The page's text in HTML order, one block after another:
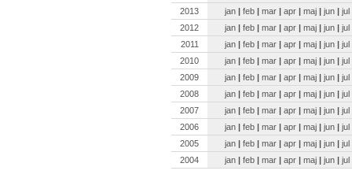
2013
jan | feb | mar | apr | maj | jun | jul
2012
jan | feb | mar | apr | maj | jun | jul
2011
jan | feb | mar | apr | maj | jun | jul
2010
jan | feb | mar | apr | maj | jun | jul
2009
jan | feb | mar | apr | maj | jun | jul
2008
jan | feb | mar | apr | maj | jun | jul
2007
jan | feb | mar | apr | maj | jun | jul
2006
jan | feb | mar | apr | maj | jun | jul
2005
jan | feb | mar | apr | maj | jun | jul
2004
jan | feb | mar | apr | maj | jun | jul